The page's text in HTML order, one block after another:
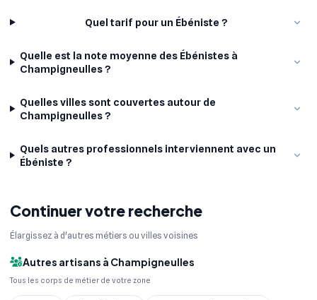
Quel tarif pour un Ébéniste ?
Quelle est la note moyenne des Ébénistes à
Champigneulles ?
Quelles villes sont couvertes autour de
Champigneulles ?
Quels autres professionnels interviennent avec un
Ébéniste ?
Continuer votre recherche
Élargissez à d'autres métiers ou villes voisines
Autres artisans à Champigneulles
Tous les corps de métier de votre zone